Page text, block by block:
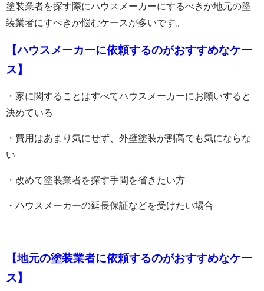
塗装業者を探す際にハウスメーカーにするべきか地元の塗
装業者にすべきか悩むケースが多いです。
【ハウスメーカーに依頼するのがおすすめなケー
ス】
・家に関することはすべてハウスメーカーにお願いすると
決めている
・費用はあまり気にせず、外壁塗装が割高でも気にならな
い
・改めて塗装業者を探す手間を省きたい方
・ハウスメーカーの延長保証などを受けたい場合
【地元の塗装業者に依頼するのがおすすめなケー
ス】